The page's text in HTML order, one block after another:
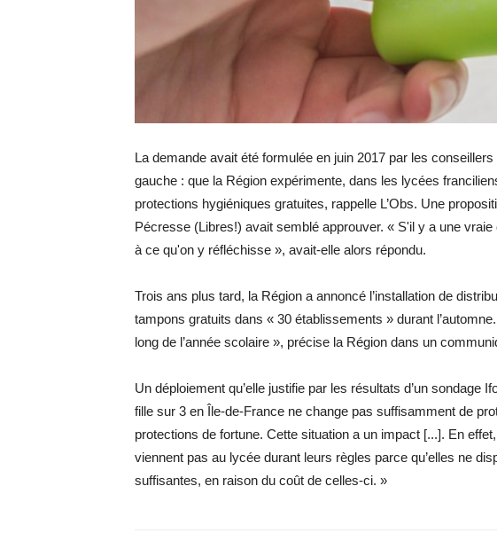
La demande avait été formulée en juin 2017 par les
gauche : que la Région expérimente, dans les lycées
protections hygiéniques gratuites, rappelle L’Obs. Une
Pécresse (Libres!) avait semblé approuver. « S'il y a une
à ce qu'on y ­réfléchisse », avait-elle alors répondu.
Trois ans plus tard, la Région a annoncé l’installation de
tampons gratuits dans « 30 établissements » durant
long de l’année scolaire », précise la Région dans un
Un déploiement qu’elle justifie par les résultats d’un sondage
fille sur 3 en Île-de-France ne change pas suffisamment de
protections de fortune. Cette situation a un impact [...]. En
viennent pas au lycée durant leurs règles parce qu’elles ne
suffisantes, en raison du coût de celles-ci. »